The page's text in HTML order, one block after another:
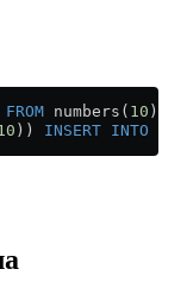
FROM numbers( 10 ))
)) INSERT INTO